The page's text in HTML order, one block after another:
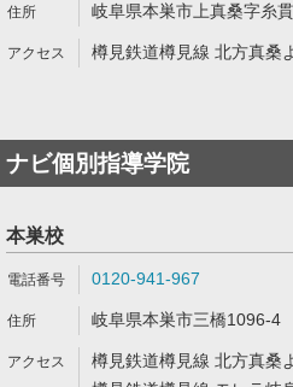
岐阜県本巣市上真桑字糸
樽見鉄道樽見線 北方真桑
ナビ個別指導学院
本巣校
0120-941-967
岐阜県本巣市三橋1096-4
樽見鉄道樽見線 北方真桑